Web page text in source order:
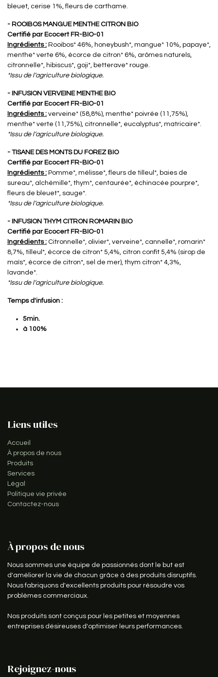
bleuet, cerise 1%, fleurs de carthame.
- ROOIBOS MANGUE MENTHE CITRON BIO
Certifié par Ecocert FR-BIO-01
Ingrédients : Rooibos* 46%, honeybush*, mangue* 10%, papaye*,
menthe* verte 6%, écorce de citron* 6%, arômes naturels,
citronnelle*, hibiscus*, goji*, betterave* rouge.
*Issu de l‘agriculture biologique.
- INFUSION VERVEINE MENTHE BIO
Certifié par Ecocert FR-BIO-01
Ingrédients : verveine* (58,8%), menthe* poivrée (11,75%),
menthe* verte (11,75%), citronnelle*, eucalyptus*, matricaire*.
*Issu de l‘agriculture biologique.
- TISANE DES MONTS DU FOREZ BIO
Certifié par Ecocert FR-BIO-01
Ingrédients : Pomme*, mélisse*, fleurs de tilleul*, baies de
sureau*, alchémille*, thym*, centaurée*, échinacée pourpre*,
fleurs de bleuet*, sauge*.
*Issu de l‘agriculture biologique.
- INFUSION THYM CITRON ROMARIN BIO
Certifié par Ecocert FR-BIO-01
Ingrédients : Citronnelle*, olivier*, verveine*, cannelle*, romarin*
8,7%, tilleul*, écorce de citron* 5,4%, citron confit 5,4% (sirop de
maïs*, écorce de citron*, sel de mer), thym citron* 4,3%,
lavande*.
*Issu de l‘agriculture biologique.
Temps d'infusion :
5min.
à 100%
Liens utiles
Accueil
À propos de nous
Produits
Services
Légal
Politique vie privée
Contactez-nous
À propos de nous
Nous sommes une équipe de passionnés dont le but est
d'améliorer la vie de chacun grâce à des produits disruptifs.
Nous fabriquons d'excellents produits pour résoudre vos
problèmes commerciaux.
Nos produits sont conçus pour les petites et moyennes
entreprises désireuses d'optimiser leurs performances.
Rejoignez-nous